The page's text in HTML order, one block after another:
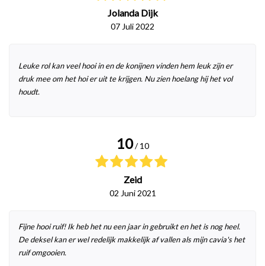
Jolanda Dijk
07 Juli 2022
Leuke rol kan veel hooi in en de konijnen vinden hem leuk zijn er
druk mee om het hoi er uit te krijgen. Nu zien hoelang hij het vol
houdt.
10 / 10
Zeid
02 Juni 2021
Fijne hooi ruif! Ik heb het nu een jaar in gebruikt en het is nog heel.
De deksel kan er wel redelijk makkelijk af vallen als mijn cavia's het
ruif omgooien.